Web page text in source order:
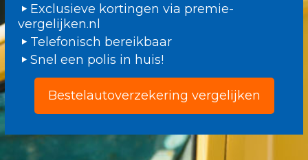
Exclusieve kortingen via premie-
vergelijken.nl
Telefonisch bereikbaar
Snel een polis in huis!
Bestelautoverzekering vergelijken